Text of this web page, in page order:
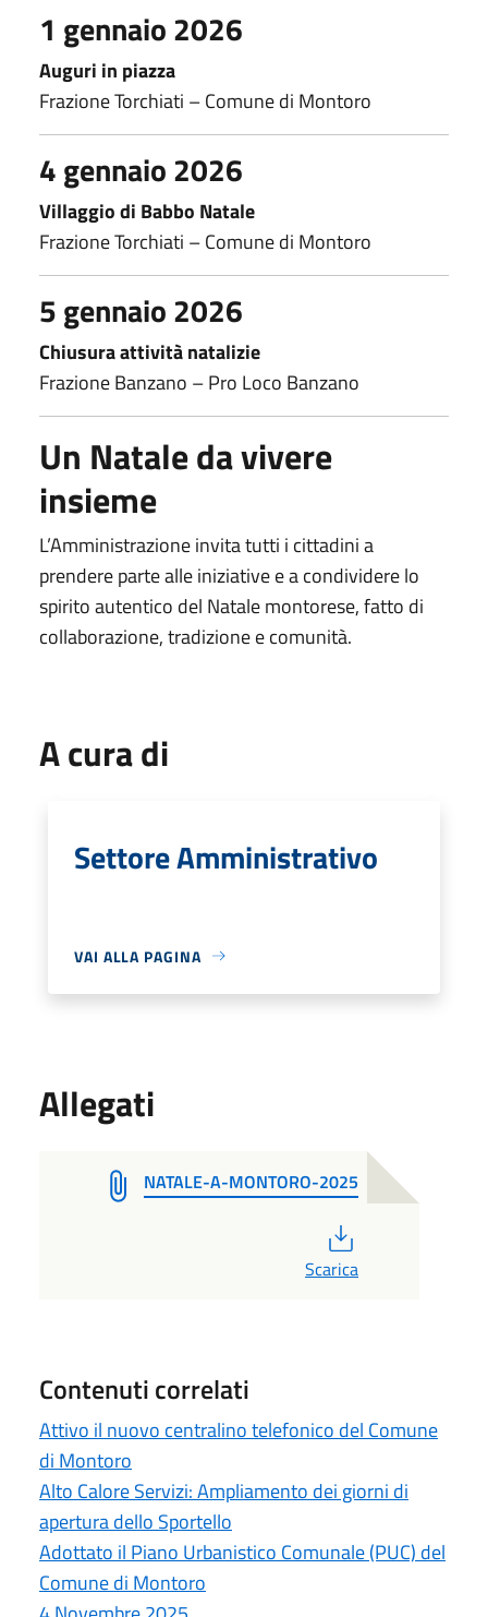
1 gennaio 2026
Auguri in piazza
Frazione Torchiati – Comune di Montoro
4 gennaio 2026
Villaggio di Babbo Natale
Frazione Torchiati – Comune di Montoro
5 gennaio 2026
Chiusura attività natalizie
Frazione Banzano – Pro Loco Banzano
Un Natale da vivere
insieme
L’Amministrazione invita tutti i cittadini a
prendere parte alle iniziative e a condividere lo
spirito autentico del Natale montorese, fatto di
collaborazione, tradizione e comunità.
A cura di
Settore Amministrativo
VAI ALLA PAGINA
Allegati
NATALE-A-MONTORO-2025
Scarica
Contenuti correlati
Attivo il nuovo centralino telefonico del Comune
di Montoro
Alto Calore Servizi: Ampliamento dei giorni di
apertura dello Sportello
Adottato il Piano Urbanistico Comunale (PUC) del
Comune di Montoro